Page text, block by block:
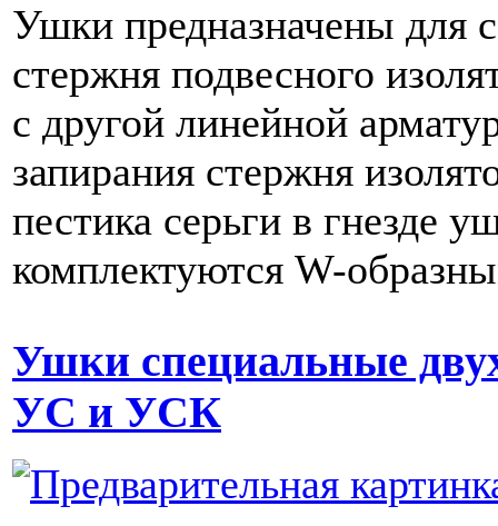
Ушки предназначены для
стержня подвесного
с другой линейной
запирания стержня
пестика серьги в гнезде
комплектуются W-
Ушки специальные
УС и УСК